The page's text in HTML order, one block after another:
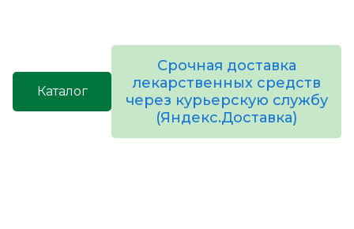
Каталог
Срочная доставка
лекарственных средств
через курьерскую службу
(Яндекс.Доставка)